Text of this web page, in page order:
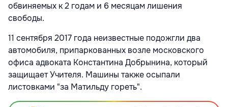
обвиняемых к 2 годам и 6 месяцам лишения
свободы.
11 сентября 2017 года неизвестные подожгли два
автомобиля, припаркованных возле московского
офиса адвоката Константина Добрынина, который
защищает Учителя. Машины также осыпали
листовками "за Матильду гореть".